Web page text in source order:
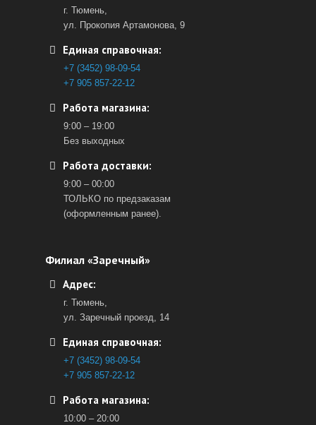
г. Тюмень,
ул. Прокопия Артамонова, 9
Единая справочная:
+7 (3452) 98-09-54
+7 905 857-22-12
Работа магазина:
9:00 – 19:00
Без выходных
Работа доставки:
9:00 – 00:00
ТОЛЬКО по предзаказам
(оформленным ранее).
Филиал «Заречный»
Адрес:
г. Тюмень,
ул. Заречный проезд, 14
Единая справочная:
+7 (3452) 98-09-54
+7 905 857-22-12
Работа магазина:
10:00 – 20:00